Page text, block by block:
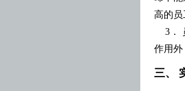
高的员
3．
作用外
三、